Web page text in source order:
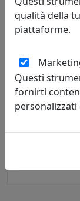
OGGETTISTICA
IPLEX, CODICE
qualità della
piattaforme.
Questi
fornirti